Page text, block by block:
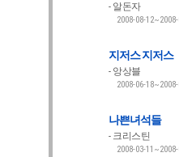
알돈자
2008-08-
지저스 지저스
앙상블
2008-06-
나쁜녀석들
크리스틴
2008-03-